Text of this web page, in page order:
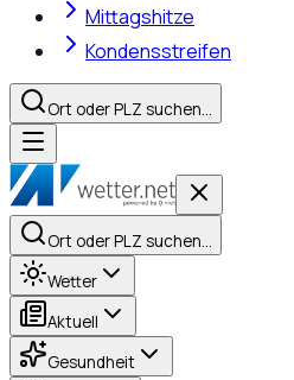
Mittagshitze
Kondensstreifen
Ort oder PLZ suchen…
Ort oder PLZ suchen…
Wetter
Aktuell
Gesundheit